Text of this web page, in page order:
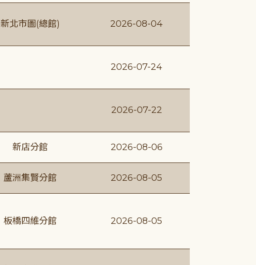
新北市圖(總館) 2026-08-04
2026-07-24
2026-07-22
新店分館 2026-08-06
蘆洲集賢分館 2026-08-05
板橋四維分館 2026-08-05